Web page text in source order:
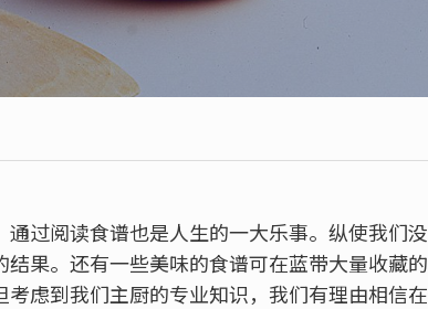
过阅读食谱也是人生的一大乐事。纵使我们
果。还有一些美味的食谱可在蓝带大量收藏
虑到我们主厨的专业知识，我们有理由相信